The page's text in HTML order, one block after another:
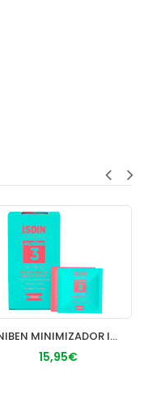
ACNIBEN MINIMIZADOR IMPERFECCIONES LOCALIZADAS I
15,95€